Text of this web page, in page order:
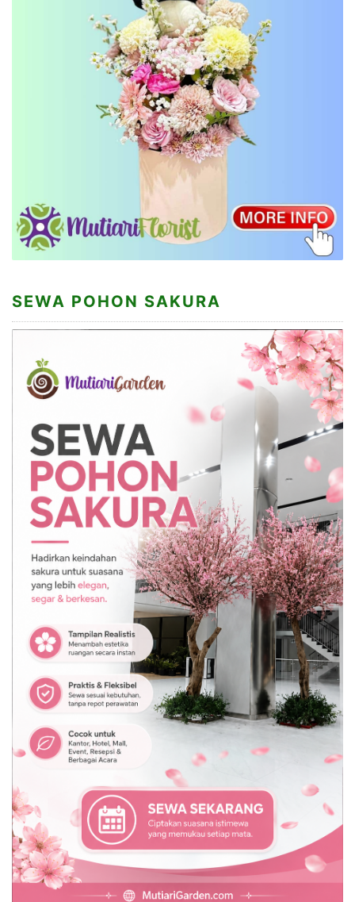
SEWA POHON SAKURA